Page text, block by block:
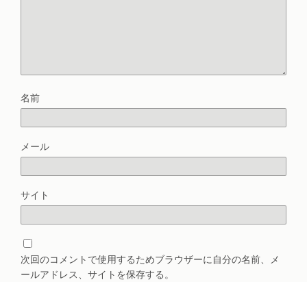
名前
メール
サイト
次回のコメントで使用するためブラウザーに自分の名前、メ
ールアドレス、サイトを保存する。